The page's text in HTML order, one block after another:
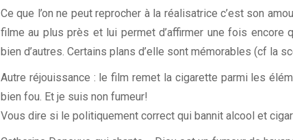
Ce que l’on ne peut reprocher à la réalisatrice c’est son
filme au plus près et lui permet d’affirmer une fois encore
bien d’autres. Certains plans d’elle sont mémorables (cf la
Autre réjouissance : le film remet la cigarette parmi les
bien fou. Et je suis non fumeur!
Vous dire si le politiquement correct qui bannit alcool et